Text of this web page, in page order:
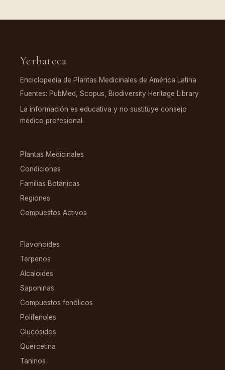
Yerbateca
Enciclopedia de Plantas Medicinales de América Latina
Fuentes: PubMed, Scopus, Biodiversity Heritage Library
La información es educativa y no sustituye consejo
médico profesional.
Plantas Medicinales
Condiciones
Familias Botánicas
Regiones
Compuestos Activos
Flavonoides
Terpenos
Alcaloides
Saponinas
Compuestos fenólicos
Polifenoles
Glucósidos
Quercetina
Taninos